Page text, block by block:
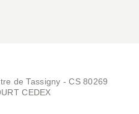
de Tassigny - CS 80269
CEDEX